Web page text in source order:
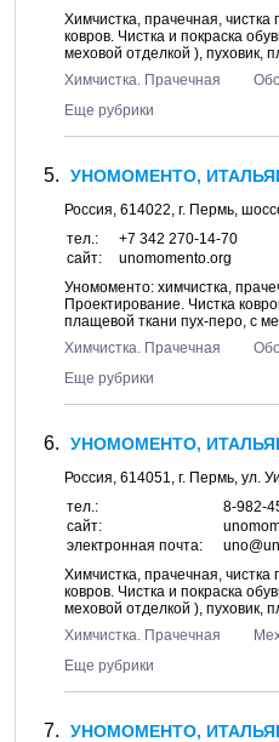
Химчистка, прачечная,
ковров. Чистка и покраска
меховой отделкой ), пуховик,
Химчистка. Прачечная
Еще рубрики
УНОМОМЕНТО,
Россия, 614022, г. Пермь,
тел.:
+7 342 270-14-70
сайт:
unomomento.org
Уномоменто: химчистка,
Проектирование. Чистка
плащевой ткани пух-перо, с
Химчистка. Прачечная
Еще рубрики
УНОМОМЕНТО,
Россия, 614051, г. Пермь, ул.
тел.:
8-982-
сайт:
электронная почта:
Химчистка, прачечная,
ковров. Чистка и покраска
меховой отделкой ), пуховик,
Химчистка. Прачечная
Еще рубрики
УНОМОМЕНТО,